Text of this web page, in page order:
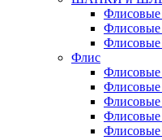
Флис
Флисовые
Флисовые
Флисовые